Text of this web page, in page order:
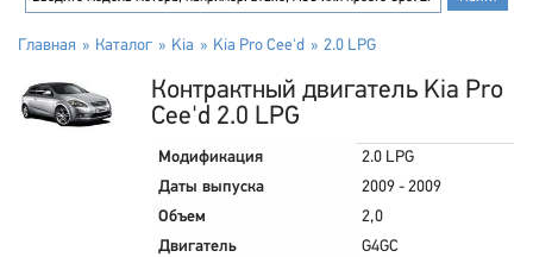
Главная Каталог Kia Kia Pro Cee'd 2.0 LPG
Контрактный двигатель Kia Pro
Cee'd 2.0 LPG
Модификация
2.0 LPG
Даты выпуска
2009 - 2009
Объем
2,0
Двигатель
G4GC